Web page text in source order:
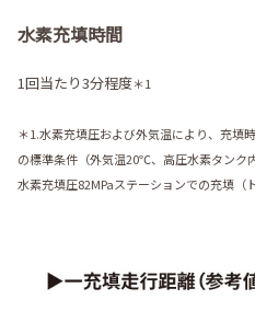
水素充填時間
1回当たり3分程度＊1
＊1.水素充填圧および外気温により、充填
の標準条件（外気温20℃、高圧水素タンク
水素充填圧82MPaステーションでの充填（